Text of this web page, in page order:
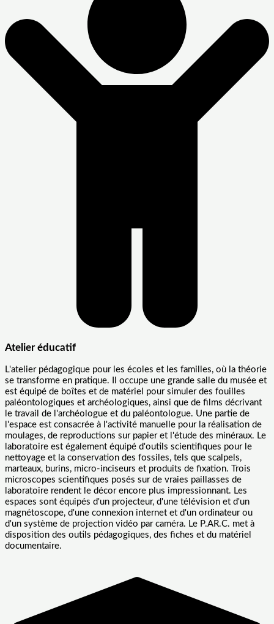
Atelier éducatif
L'atelier pédagogique pour les écoles et les familles, où la théorie
se transforme en pratique. Il occupe une grande salle du musée et
est équipé de boîtes et de matériel pour simuler des fouilles
paléontologiques et archéologiques, ainsi que de films décrivant
le travail de l'archéologue et du paléontologue. Une partie de
l'espace est consacrée à l'activité manuelle pour la réalisation de
moulages, de reproductions sur papier et l'étude des minéraux. Le
laboratoire est également équipé d'outils scientifiques pour le
nettoyage et la conservation des fossiles, tels que scalpels,
marteaux, burins, micro-inciseurs et produits de fixation. Trois
microscopes scientifiques posés sur de vraies paillasses de
laboratoire rendent le décor encore plus impressionnant. Les
espaces sont équipés d'un projecteur, d'une télévision et d'un
magnétoscope, d'une connexion internet et d'un ordinateur ou
d'un système de projection vidéo par caméra. Le P.AR.C. met à
disposition des outils pédagogiques, des fiches et du matériel
documentaire.